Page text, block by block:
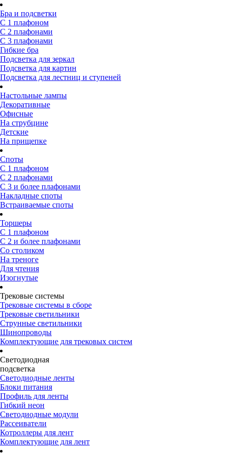
Бра и подсветки
С 1 плафоном
С 2 плафонами
С 3 плафонами
Гибкие бра
Подсветка для зеркал
Подсветка для картин
Подсветка для лестниц и ступеней
Настольные лампы
Декоративные
Офисные
На струбцине
Детские
На прищепке
Споты
С 1 плафоном
С 2 плафонами
С 3 и более плафонами
Накладные споты
Встраиваемые споты
Торшеры
С 1 плафоном
С 2 и более плафонами
Со столиком
На треноге
Для чтения
Изогнутые
Трековые системы
Трековые системы в сборе
Трековые светильники
Струнные светильники
Шинопроводы
Комплектующие для трековых систем
Светодиодная
подсветка
Светодиодные ленты
Блоки питания
Профиль для ленты
Гибкий неон
Светодиодные модули
Рассеиватели
Котроллеры для лент
Комплектующие для лент